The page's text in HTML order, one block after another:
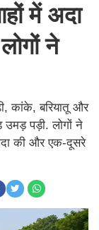
में अदा
ने
कांके, बरियातू और
उमड़ पड़ी. लोगों ने
की और एक-दूसरे